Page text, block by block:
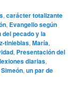
,carácter totalizante
, Evangelio según
del pecado y la
tinieblas,María,
, Presentación del
diarias,
Simeón,un par de